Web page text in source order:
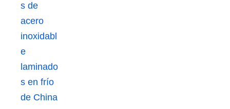
s de
acero
inoxidabl
e
laminado
s en frío
de China